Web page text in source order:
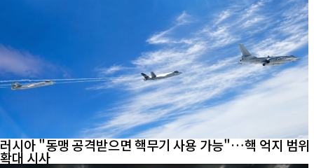
러시아 "동맹 공격받으면 핵무기 사용 가능"…핵 억지 범위
확대 시사